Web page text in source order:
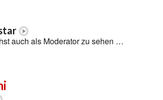
auch als Moderator zu sehen …